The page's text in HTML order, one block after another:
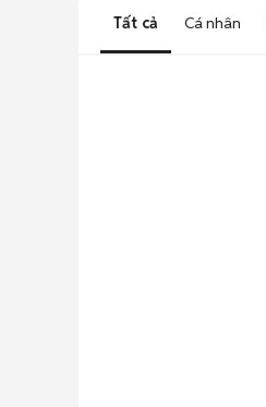
Tất cả Cá nhân